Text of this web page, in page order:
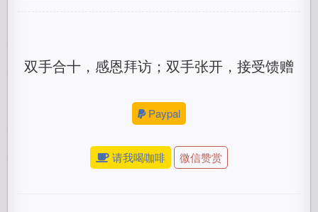
双手合十，感恩拜访；双手张开，接受馈赠
Paypal
请我喝咖啡 微信赞赏